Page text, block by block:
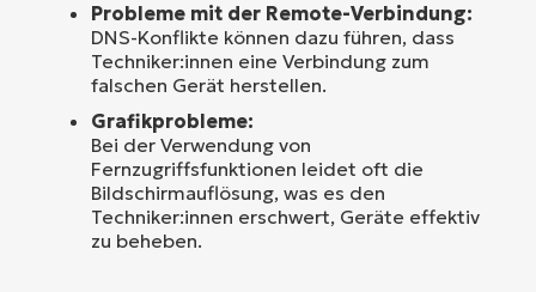
Probleme mit der Remote-Verbindung:
DNS-Konflikte können dazu führen, dass
Techniker:innen eine Verbindung zum
falschen Gerät herstellen.
Grafikprobleme:
Bei der Verwendung von
Fernzugriffsfunktionen leidet oft die
Bildschirmauflösung, was es den
Techniker:innen erschwert, Geräte effektiv
zu beheben.